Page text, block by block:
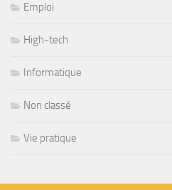
Emploi
High-tech
Informatique
Non classé
Vie pratique